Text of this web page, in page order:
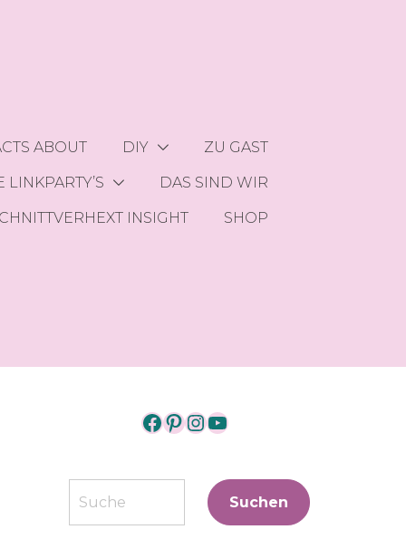
ABOUT DIY ZU GAST
LINKPARTY’S DAS SIND WIR
INSIGHT SHOP
https://
https://
https://
https://
Suchen